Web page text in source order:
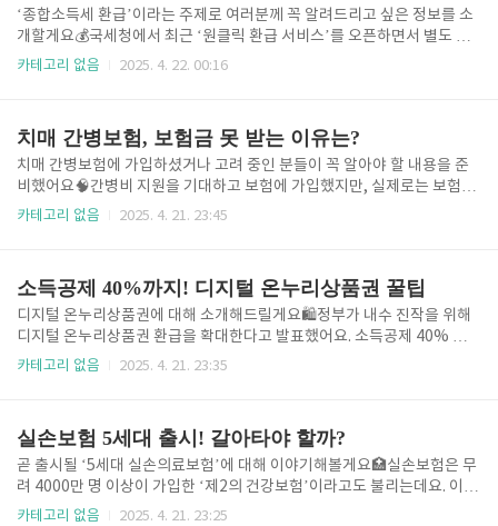
‘종합소득세 환급’이라는 주제로 여러분께 꼭 알려드리고 싶은 정보를 소
개할게요💰국세청에서 최근 ‘원클릭 환급 서비스’를 오픈하면서 별도 수
수료 없이, 클릭 한 번으로 과거 5년치 환급금을 되돌려 받을 수 있게 되었
다! 직장인이라도 생명보험료 누락, 이직 간 연말정산 누락 등으로 환급이
가능한 경우가 많아요.예를 들어, 월급 외 수입이 있거나, 중소기업 다니면
서 연말정산이 불완전했던 경우도 해당됩니다!💡 꿀팁: 생명보험, 월세, 중
복공제 가능 항목 다시 체크해보세요.1-2) 배달·..
카테고리 없음 2025. 4. 22. 00:16
치매 간병보험, 보험금 못 받는 이유는?
치매 간병보험에 가입하셨거나 고려 중인 분들이 꼭 알아야 할 내용을 준
비했어요🧠간병비 지원을 기대하고 보험에 가입했지만, 실제로는 보험금
을 못 받는 사례가 늘고 있다는 사실, 알고 계셨나요? 오늘 포스팅에서는
단’만으로 보상되지 않고, 일상생활 수행 능력 여부가 핵심 기준이에요.예
를 들어, 걷기·식사·목욕 등을 스스로 할 수 있으면 보험금 지급이 거절될
수 있어요.💡 꿀팁: 보험 약관에서 ‘일상생활 수행 능력’ 기준을 꼭 확인하
세요!1-2) 치매 판정, 점수로도 결정된다?임상치매척도..
카테고리 없음 2025. 4. 21. 23:45
소득공제 40%까지! 디지털 온누리상품권 꿀팁
디지털 온누리상품권에 대해 소개해드릴게요🛍️정부가 내수 진작을 위해
디지털 온누리상품권 환급을 확대한다고 발표했어요. 소득공제 40% 혜택
에, 카드 실적도 인정되니 짠테크족들에겐 정말 반가운 소식이죠! 1. 디지
0% 할인에 온라인 사용 가능까지!디지털형은 최대 200만원까지 충전 가
능하고 자동충전 기능도 있어요.💡 꿀팁: 미사용 금액은 7일 이내에만 환
불 가능하니, 충전 전에 잘 생각해보세요!1-2) 카드 실적 인정까지!보통 상
품권은 카드 실적에서 제외되지만, 디지털 온누리상..
카테고리 없음 2025. 4. 21. 23:35
실손보험 5세대 출시! 갈아타야 할까?
곧 출시될 ‘5세대 실손의료보험’에 대해 이야기해볼게요🏥실손보험은 무
려 4000만 명 이상이 가입한 ‘제2의 건강보험’이라고도 불리는데요. 이번
5세대 개편으로 보험료는 내려가고 보장은 일부 줄어드는 구조라, 과연 갈
카테고리 없음 2025. 4. 21. 23:25